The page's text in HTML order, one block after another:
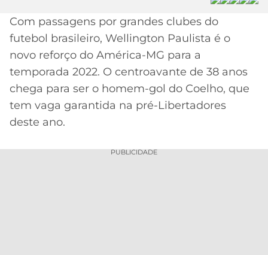
BETBOOM
CÓDIGO
INDICAÇÃO
BET365
CÓDIGO
PALMEIRAS
CORINTHIANS
SÃO
PAULO
SÉRIE
A
LIBERTADORES
COPA
DO
BRASIL
ESPORTIVA
MERCADO
BOLA
PALPITES
Com passagens por grandes clubes do
futebol brasileiro, Wellington Paulista é o
novo reforço do América-MG para a
temporada 2022. O centroavante de 38 anos
chega para ser o homem-gol do Coelho, que
tem vaga garantida na pré-Libertadores
deste ano.
PUBLICIDADE